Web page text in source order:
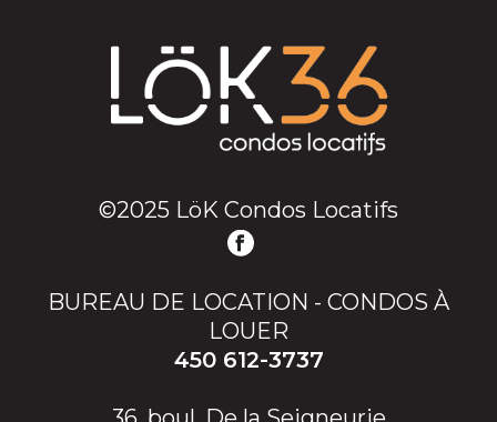
©2025 LöK Condos Locatifs
BUREAU DE LOCATION - CONDOS À
LOUER
450 612-3737